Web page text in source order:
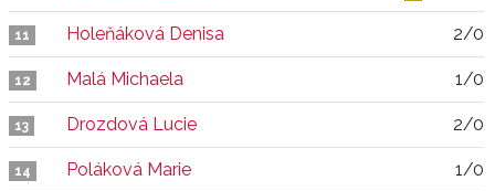
11 Holeňáková Denisa 2/0
12 Malá Michaela 1/0
13 Drozdová Lucie 2/0
14 Poláková Marie 1/0